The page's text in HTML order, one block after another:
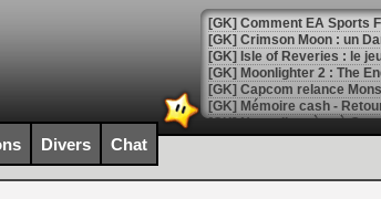
[GK] Comment EA Sports
[GK] Crimson Moon : un
[GK] Isle of Reveries : le
[GK] Moonlighter 2 : The
[GK] Capcom relance
[Mo5] Deux inédits du
[GK] Le beat'em up The
Divers Chat